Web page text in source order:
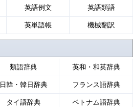
英語例文 英語類語
英単語帳 機械翻訳
類語辞典 英和・和英辞典
日韓・韓日辞典 フランス語辞典
タイ語辞典 ベトナム語辞典